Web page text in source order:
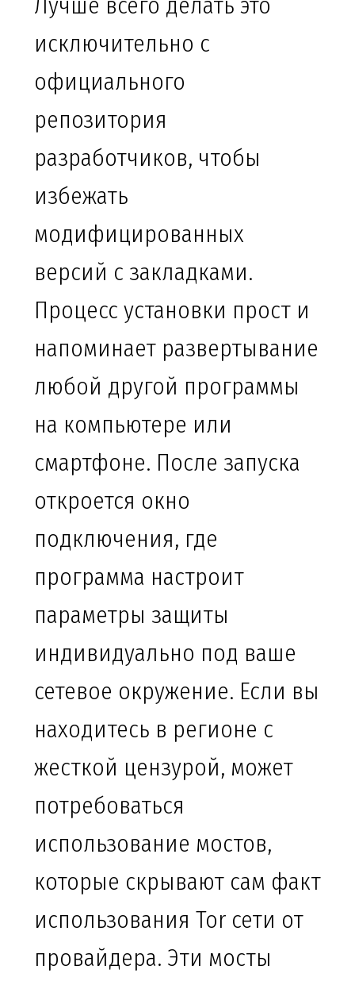
исключительно с
официального
репозитория
разработчиков, чтобы
избежать
модифицированных
версий с закладками.
Процесс установки прост и
напоминает развертывание
любой другой программы
на компьютере или
смартфоне. После запуска
откроется окно
подключения, где
программа настроит
параметры защиты
индивидуально под ваше
сетевое окружение. Если вы
находитесь в регионе с
жесткой цензурой, может
потребоваться
использование мостов,
которые скрывают сам факт
использования Tor сети от
провайдера. Эти мосты